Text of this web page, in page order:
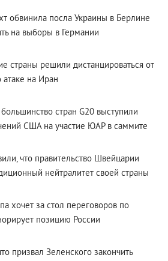
обвинила посла Украины в Берлине
на выборы в Германии
страны решили дистанцироваться от
на Иран
стран G20 выступили
США на участие ЮАР в саммите
что правительство Швейцарии
нейтралитет своей страны
хочет за стол переговоров по
позицию России
призвал Зеленского закончить